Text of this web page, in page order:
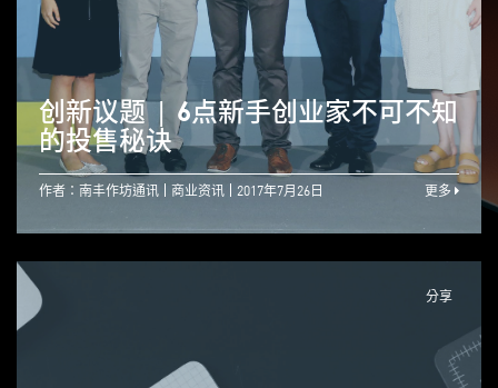
创新议题 | 6点新手创业家不可不知
的投售秘诀
作者：南丰作坊通讯 商业资讯 2017年7月26日 更多
分享